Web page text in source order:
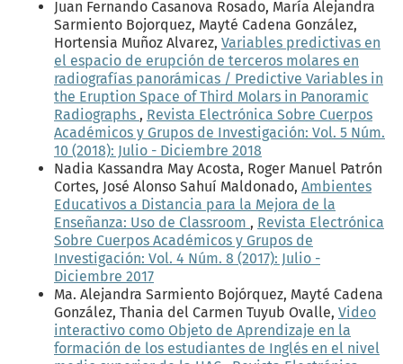
Juan Fernando Casanova Rosado, María Alejandra
Sarmiento Bojorquez, Mayté Cadena González,
Hortensia Muñoz Alvarez, Variables predictivas en
el espacio de erupción de terceros molares en
radiografías panorámicas / Predictive Variables in
the Eruption Space of Third Molars in Panoramic
Radiographs , Revista Electrónica Sobre Cuerpos
Académicos y Grupos de Investigación: Vol. 5 Núm.
10 (2018): Julio - Diciembre 2018
Nadia Kassandra May Acosta, Roger Manuel Patrón
Cortes, José Alonso Sahuí Maldonado, Ambientes
Educativos a Distancia para la Mejora de la
Enseñanza: Uso de Classroom , Revista Electrónica
Sobre Cuerpos Académicos y Grupos de
Investigación: Vol. 4 Núm. 8 (2017): Julio -
Diciembre 2017
Ma. Alejandra Sarmiento Bojórquez, Mayté Cadena
González, Thania del Carmen Tuyub Ovalle, Video
interactivo como Objeto de Aprendizaje en la
formación de los estudiantes de Inglés en el nivel